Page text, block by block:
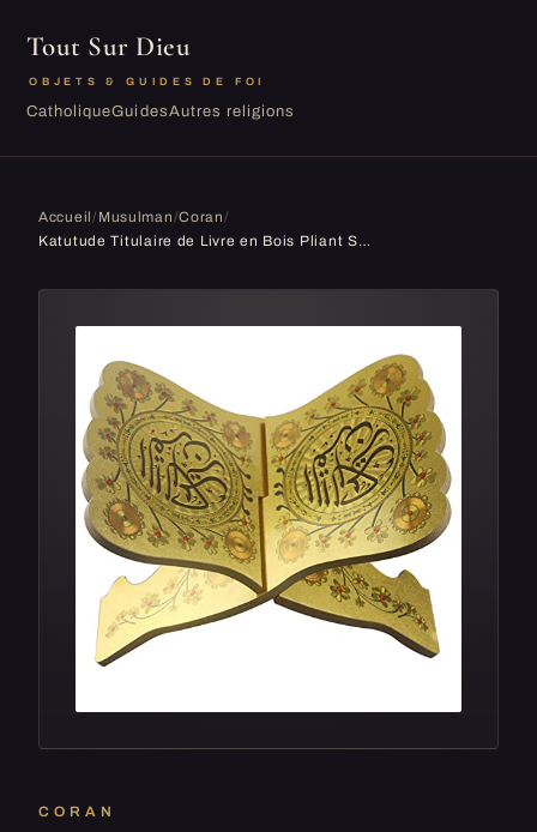
Tout Sur Dieu
OBJETS & GUIDES DE FOI
CatholiqueGuidesAutres religions
Accueil/ Musulman/Coran/
Katutude Titulaire de Livre en Bois Pliant Support À Livre en Bois Saint Coran Étagère Porte-Livre Islam Support de Livre Sacré Stand Porte-Quran É...
CORAN